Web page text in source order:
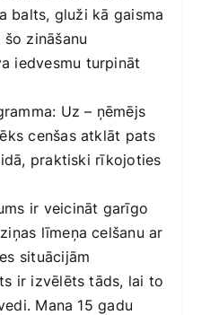
balts, gluži kā gaisma
zināšanu
iedvesmu turpināt
Uz – ņēmējs
cenšas atklāt pats
praktiski rīkojoties
ir veicināt garīgo
līmeņa celšanu ar
situācijām
ir izvēlēts tāds, lai to
Mana 15 gadu